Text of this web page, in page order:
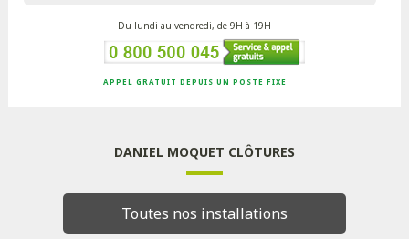
Du lundi au vendredi, de 9H à 19H
APPEL GRATUIT DEPUIS UN POSTE FIXE
DANIEL MOQUET CLÔTURES
Toutes nos installations